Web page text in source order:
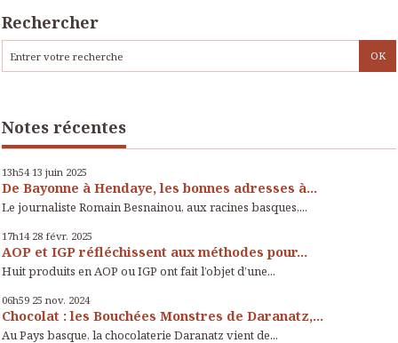
Rechercher
Notes récentes
13h54 13 juin 2025
De Bayonne à Hendaye, les bonnes adresses à...
Le journaliste Romain Besnainou, aux racines basques,...
17h14 28 févr. 2025
AOP et IGP réfléchissent aux méthodes pour...
Huit produits en AOP ou IGP ont fait l’objet d’une...
06h59 25 nov. 2024
Chocolat : les Bouchées Monstres de Daranatz,...
Au Pays basque, la chocolaterie Daranatz vient de...